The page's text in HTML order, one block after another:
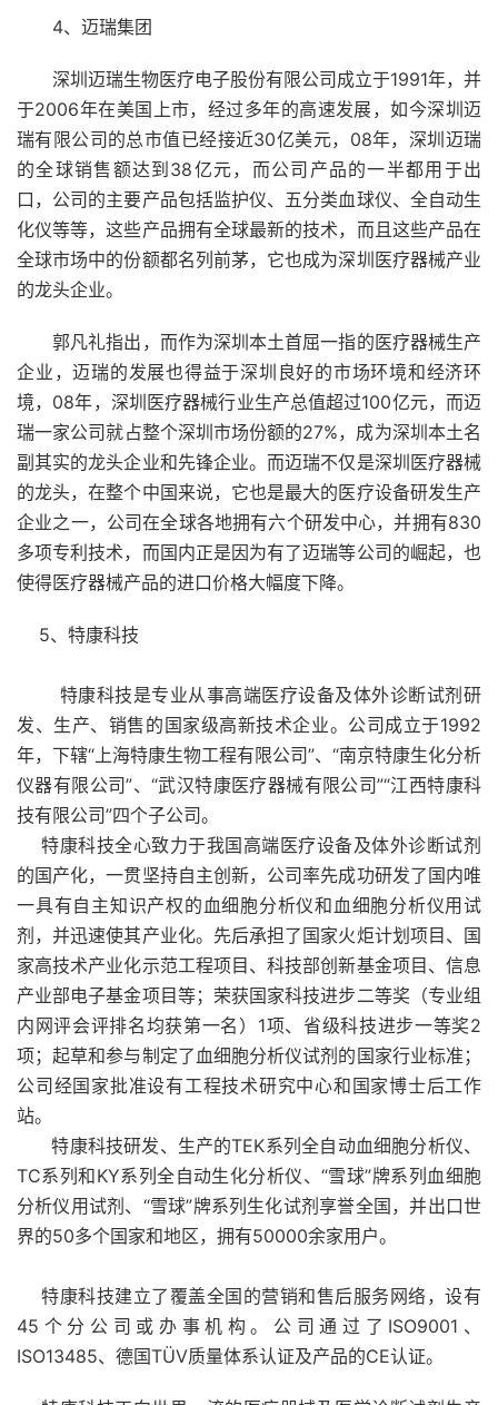
4、迈瑞集团
深圳迈瑞生物医疗电子股份有限公司成立于1991年，并
于2006年在美国上市，经过多年的高速发展，如今深圳迈
瑞有限公司的总市值已经接近30亿美元，08年，深圳迈瑞
的全球销售额达到38亿元，而公司产品的一半都用于出
口，公司的主要产品包括监护仪、五分类血球仪、全自动生
化仪等等，这些产品拥有全球最新的技术，而且这些产品在
全球市场中的份额都名列前茅，它也成为深圳医疗器械产业
的龙头企业。
郭凡礼指出，而作为深圳本土首屈一指的医疗器械生产
企业，迈瑞的发展也得益于深圳良好的市场环境和经济环
境，08年，深圳医疗器械行业生产总值超过100亿元，而迈
瑞一家公司就占整个深圳市场份额的27%，成为深圳本土名
副其实的龙头企业和先锋企业。而迈瑞不仅是深圳医疗器械
的龙头，在整个中国来说，它也是最大的医疗设备研发生产
企业之一，公司在全球各地拥有六个研发中心，并拥有830
多项专利技术，而国内正是因为有了迈瑞等公司的崛起，也
使得医疗器械产品的进口价格大幅度下降。
5、特康科技
特康科技是专业从事高端医疗设备及体外诊断试剂研
发、生产、销售的国家级高新技术企业。公司成立于1992
年，下辖“上海特康生物工程有限公司”、“南京特康生化分析
仪器有限公司”、“武汉特康医疗器械有限公司”“江西特康科
技有限公司”四个子公司。
特康科技全心致力于我国高端医疗设备及体外诊断试剂
的国产化，一贯坚持自主创新，公司率先成功研发了国内唯
一具有自主知识产权的血细胞分析仪和血细胞分析仪用试
剂，并迅速使其产业化。先后承担了国家火炬计划项目、国
家高技术产业化示范工程项目、科技部创新基金项目、信息
产业部电子基金项目等；荣获国家科技进步二等奖（专业组
内网评会评排名均获第一名）1项、省级科技进步一等奖2
项；起草和参与制定了血细胞分析仪试剂的国家行业标准；
公司经国家批准设有工程技术研究中心和国家博士后工作
站。
特康科技研发、生产的TEK系列全自动血细胞分析仪、
TC系列和KY系列全自动生化分析仪、“雪球”牌系列血细胞
分析仪用试剂、“雪球”牌系列生化试剂享誉全国，并出口世
界的50多个国家和地区，拥有50000余家用户。
特康科技建立了覆盖全国的营销和售后服务网络，设有
45个分公司或办事机构。公司通过了ISO9001、
ISO13485、德国TÜV质量体系认证及产品的CE认证。